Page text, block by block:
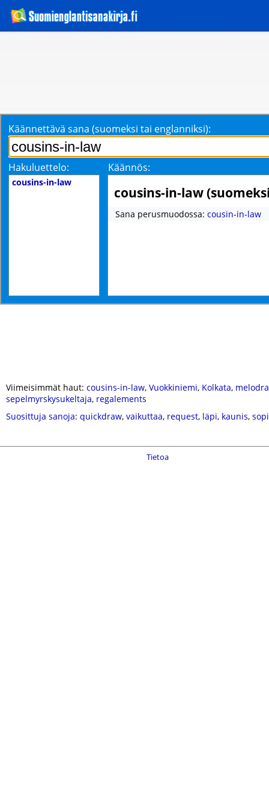
Käännettävä sana (suomeksi tai englanniksi):
Hakuluettelo: Käännös:
cousins-in-law
cousins-in-law
Sana perusmuodossa: cousin-in-law
Viimeisimmät haut: cousins-in-law, Vuokkiniemi, Kolkata,
sepelmyrskysukeltaja, regalements
Suosittuja sanoja: quickdraw, vaikuttaa, request, läpi, kaunis,
Tietoa